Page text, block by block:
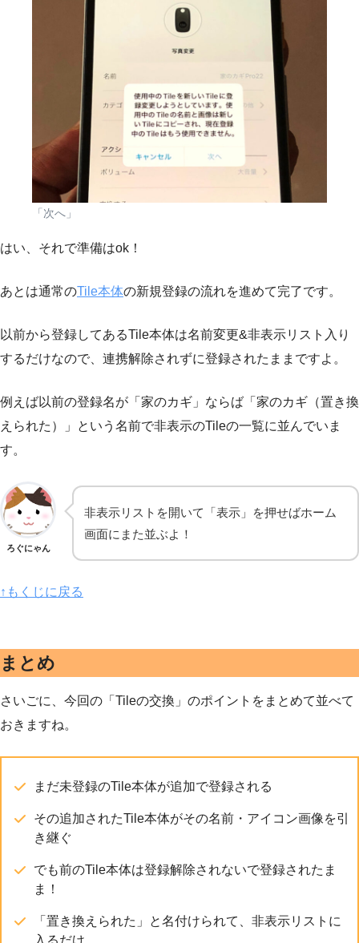
「次へ」
はい、それで準備はok！
あとは通常のTile本体の新規登録の流れを進めて完了です。
以前から登録してあるTile本体は名前変更&非表示リスト入り
するだけなので、連携解除されずに登録されたままですよ。
例えば以前の登録名が「家のカギ」ならば「家のカギ（置き換
えられた）」という名前で非表示のTileの一覧に並んでいま
す。
ろぐにゃん
非表示リストを開いて「表示」を押せばホーム
画面にまた並ぶよ！
↑もくじに戻る
まとめ
さいごに、今回の「Tileの交換」のポイントをまとめて並べて
おきますね。
まだ未登録のTile本体が追加で登録される
その追加されたTile本体がその名前・アイコン画像を引
き継ぐ
でも前のTile本体は登録解除されないで登録されたま
ま！
「置き換えられた」と名付けられて、非表示リストに